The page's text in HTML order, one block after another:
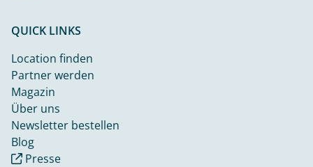
QUICK LINKS
Location finden
Partner werden
Magazin
Über uns
Newsletter bestellen
Blog
Presse